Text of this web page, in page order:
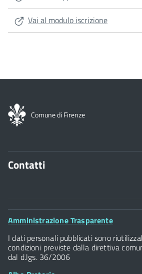
Vai al modulo iscrizione
Comune di Firenze
Contatti
Comune di Firenze
Palazzo Vecchio
Piazza della Signoria - 50122, Firenze
P.IVA 01307110484
Footer
Amministrazione Trasparente
I dati personali pubblicati sono
condizioni previste dalla direttiva
dal d.lgs. 36/2006